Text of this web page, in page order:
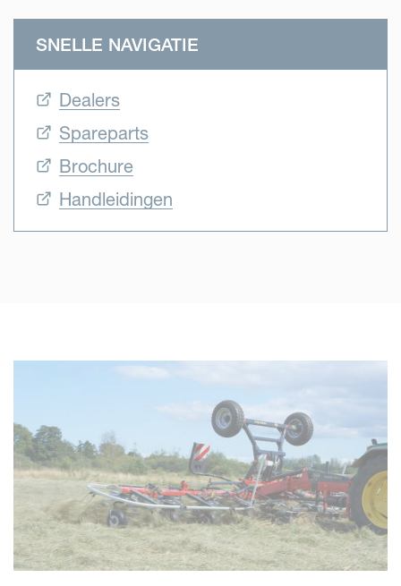
SNELLE NAVIGATIE
Dealers
Spareparts
Brochure
Handleidingen